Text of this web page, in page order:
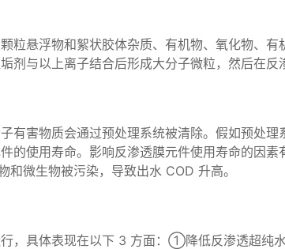
粒悬浮物和絮状胶体杂质、有机物、氧化物、
与以上离子结合后形成大分子微粒，然后在反
有害物质会通过预处理系统被清除。假如预处
的使用寿命。影响反渗透膜元件使用寿命的因
微生物被污染，导致出水 COD 升高。
，具体表现在以下 3 方面：①降低反渗透超